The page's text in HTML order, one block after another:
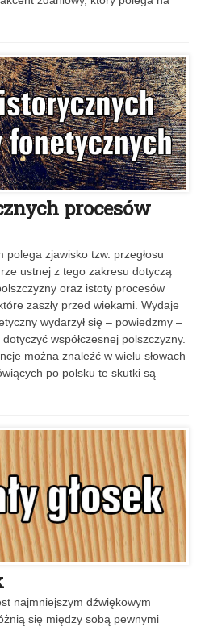
procesów
polega zjawisko tzw. przegłosu
ustnej z tego zakresu dotyczą
oraz istoty procesów
zaszły przed wiekami. Wydaje
wydarzył się – powiedzmy –
współczesnej polszczyzny.
można znaleźć w wielu słowach
po polsku te skutki są
najmniejszym dźwiękowym
się między sobą pewnymi